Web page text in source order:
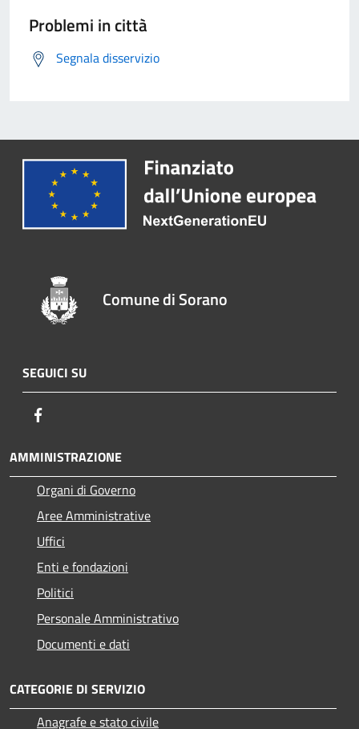
Problemi in città
Segnala disservizio
Comune di Sorano
SEGUICI SU
AMMINISTRAZIONE
Organi di Governo
Aree Amministrative
Uffici
Enti e fondazioni
Politici
Personale Amministrativo
Documenti e dati
CATEGORIE DI SERVIZIO
Anagrafe e stato civile